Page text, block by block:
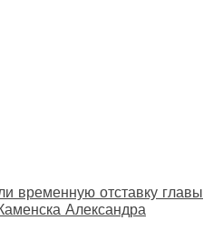
временную отставку главы
Александра